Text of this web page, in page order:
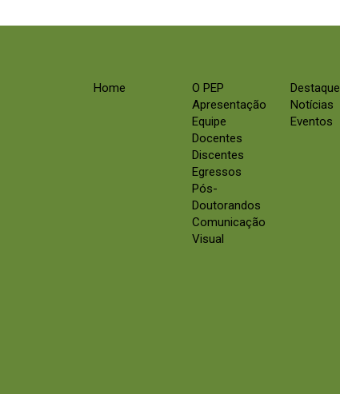
Home
O PEP
Apresentação
Equipe
Docentes
Discentes
Egressos
Pós-
Doutorandos
Comunicação
Visual
Destaque
Notícias
Eventos